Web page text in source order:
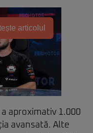
articolul
aproximativ 1.000
avansată. Alte